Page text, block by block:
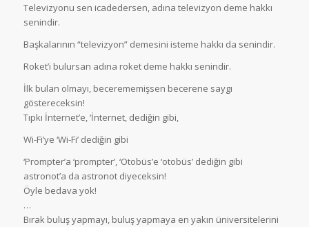
Televizyonu sen icadedersen, adına televizyon deme hakkı
senindir.
Başkalarının “televizyon” demesini isteme hakkı da senindir.
Roket’i bulursan adına roket deme hakkı senindir.
İlk bulan olmayı, becerememişsen becerene saygı
göstereceksin!
Tıpkı İnternet’e, ‘İnternet, dediğin gibi,
Wi-Fi’ye ‘Wi-Fi’ dediğin gibi
‘Prompter’a ‘prompter’, ‘Otobüs’e ‘otobüs’ dediğin gibi
astronot’a da astronot diyeceksin!
Öyle bedava yok!
…
Bırak buluş yapmayı, buluş yapmaya en yakın üniversitelerini